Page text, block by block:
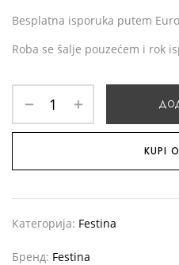
Besplatna isporuka putem
Roba se šalje pouzećem i rok
KUPI
Категорија: Festina
Бренд: Festina